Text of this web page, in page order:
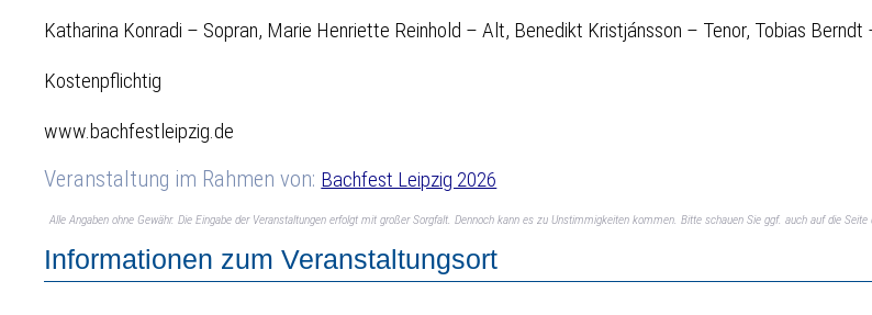
Katharina Konradi – Sopran, Marie Henriette Reinhold – Alt, Benedikt Kristjánsson – Tenor, Tobias
Kostenpflichtig
www.bachfestleipzig.de
Veranstaltung im Rahmen von: Bachfest Leipzig 2026
Alle Angaben ohne Gewähr. Die Eingabe der Veranstaltungen erfolgt mit großer Sorgfalt. Dennoch kann es zu Unstimmigkeiten kommen. Bitte schauen Sie ggf. auch auf die
Informationen zum Veranstaltungsort